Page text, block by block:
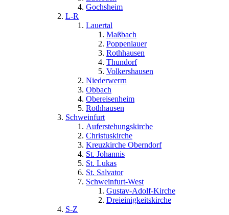
Gochsheim
L-R
Lauertal
Maßbach
Poppenlauer
Rothhausen
Thundorf
Volkershausen
Niederwerrn
Obbach
Obereisenheim
Rothhausen
Schweinfurt
Auferstehungskirche
Christuskirche
Kreuzkirche Oberndorf
St. Johannis
St. Lukas
St. Salvator
Schweinfurt-West
Gustav-Adolf-Kirche
Dreieinigkeitskirche
S-Z